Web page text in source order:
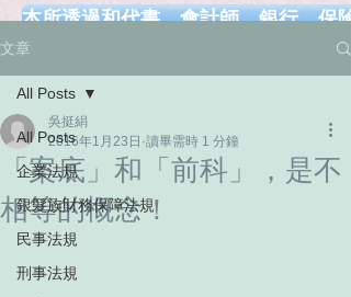
本所透過和代書、會計師、銀行、保
富網、幸福熟齡、早安健康、工
文章
All Posts
企業法規
銀髮族財務保障法規
民事法規
刑事法規
All Posts
「案底」和「前科」，是不
相等的概念！
吳挺絹
2016年1月23日 讀畢需時 1 分鐘